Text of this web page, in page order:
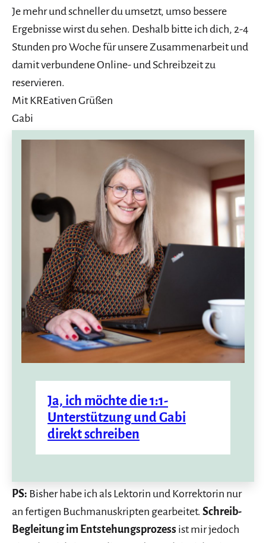
Je mehr und schneller du umsetzt, umso bessere
Ergebnisse wirst du sehen. Deshalb bitte ich dich, 2-4
Stunden pro Woche für unsere Zusammenarbeit und
damit verbundene Online- und Schreibzeit zu
reservieren.
Mit KREativen Grüßen
Gabi
Ja, ich möchte die 1:1-
Unterstützung und Gabi
direkt schreiben
PS: Bisher habe ich als Lektorin und Korrektorin nur
an fertigen Buchmanuskripten gearbeitet. Schreib-
Begleitung im Entstehungsprozess ist mir jedoch